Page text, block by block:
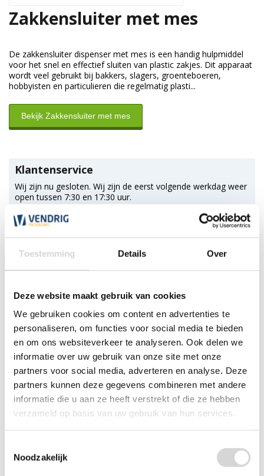
Toestemming Details Over
Deze website maakt gebruik van cookies
We gebruiken cookies om content en advertenties te
personaliseren, om functies voor social media te bieden
en om ons websiteverkeer te analyseren. Ook delen we
informatie over uw gebruik van onze site met onze
partners voor social media, adverteren en analyse. Deze
partners kunnen deze gegevens combineren met andere
informatie die u aan ze heeft verstrekt of die ze hebben
verzameld op basis van uw gebruik van hun services.
Noodzakelijk
Zakkensluiter met mes
De zakkensluiter dispenser met mes is een handig hulpmiddel
voor het snel en effectief sluiten van plastic zakjes. Dit apparaat
wordt veel gebruikt bij bakkers, slagers, groenteboeren,
hobbyisten en particulieren die regelmatig plasti...
Bekijk Zakkensluiter met mes
Klantenservice
Wij zijn nu gesloten. Wij zijn de eerst volgende werkdag weer
open tussen 7:30 en 17:30 uur.
*Magazijn heeft andere
0348 4791 95
WhatsApp
Mailen
Offerte aanvragen Vraag een speciale prijs op bij ons, wij
kijken naar de mogelijkheden.